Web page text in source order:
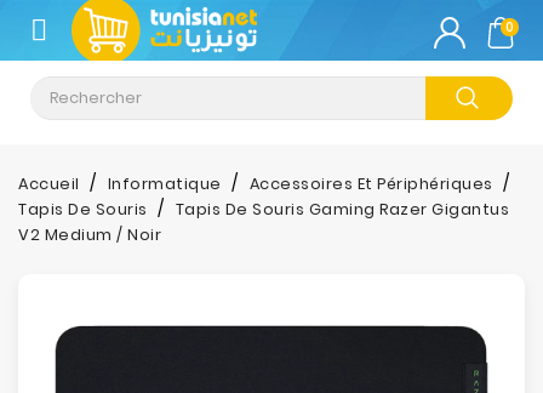
CATÉGORIE
Climatisation
Informatique
Téléphonie
Impression
0
Accueil Informatique
Accessoires Et Périphériques
Tapis De Souris
Tapis De Souris Gaming Razer Gigantus
V2 Medium / Noir